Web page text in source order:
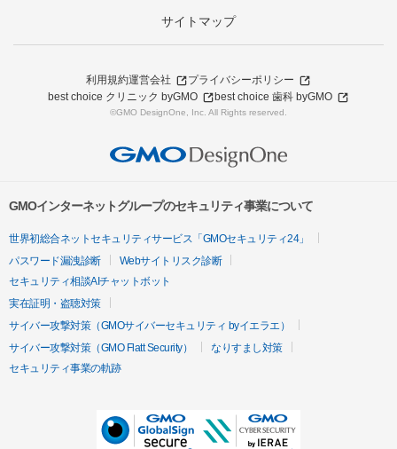
サイトマップ
利用規約運営会社
プライバシーポリシー
best choice クリニック byGMO
best choice 歯科 byGMO
©GMO DesignOne, Inc. All Rights reserved.
GMOインターネットグループのセキュリティ事業について
世界初総合ネットセキュリティサービス「GMOセキュリティ24」
パスワード漏洩診断
Webサイトリスク診断
セキュリティ相談AIチャットボット
実在証明・盗聴対策
サイバー攻撃対策（GMOサイバーセキュリティ byイエラエ）
サイバー攻撃対策（GMO Flatt Security）
なりすまし対策
セキュリティ事業の軌跡